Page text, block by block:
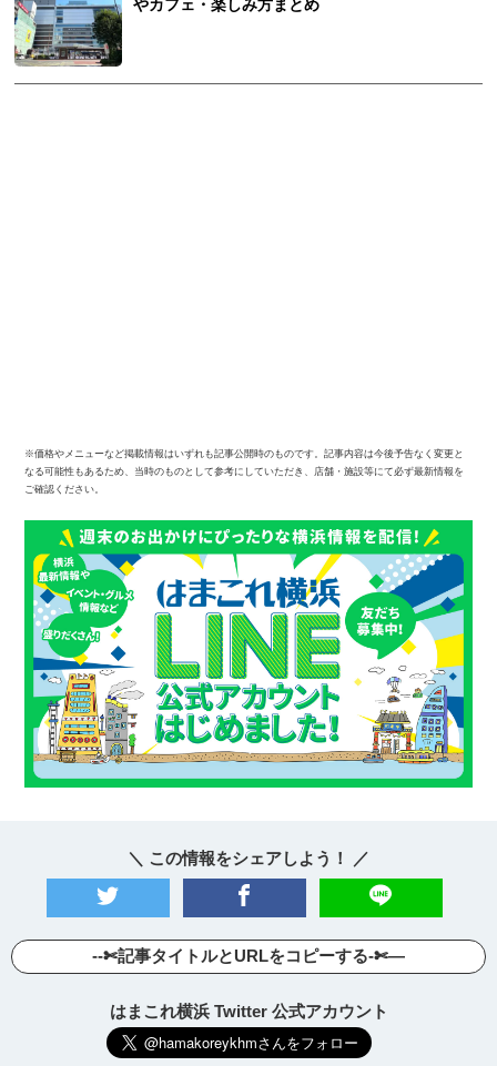
やカフェ・楽しみ方まとめ
※価格やメニューなど掲載情報はいずれも記事公開時のものです。記事内容は今後予告なく変更と
なる可能性もあるため、当時のものとして参考にしていただき、店舗・施設等にて必ず最新情報を
ご確認ください。
＼ この情報をシェアしよう！ ／
--✄記事タイトルとURLをコピーする-✄—
はまこれ横浜 Twitter 公式アカウント